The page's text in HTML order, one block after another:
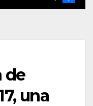
de
una